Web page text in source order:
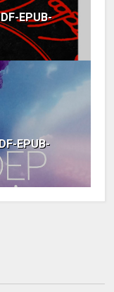
EPUB-
EPUB-